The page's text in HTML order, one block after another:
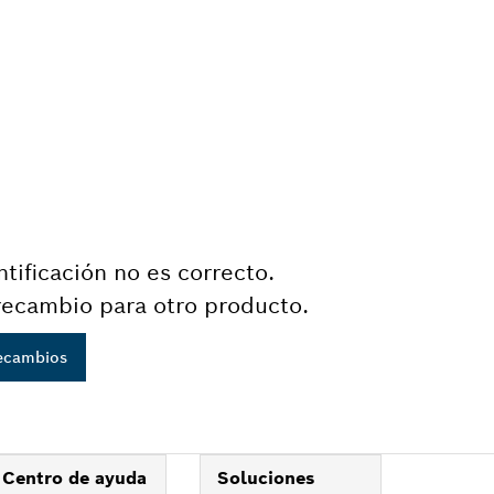
no es correcto.
para otro producto.
Centro de ayuda
Soluciones